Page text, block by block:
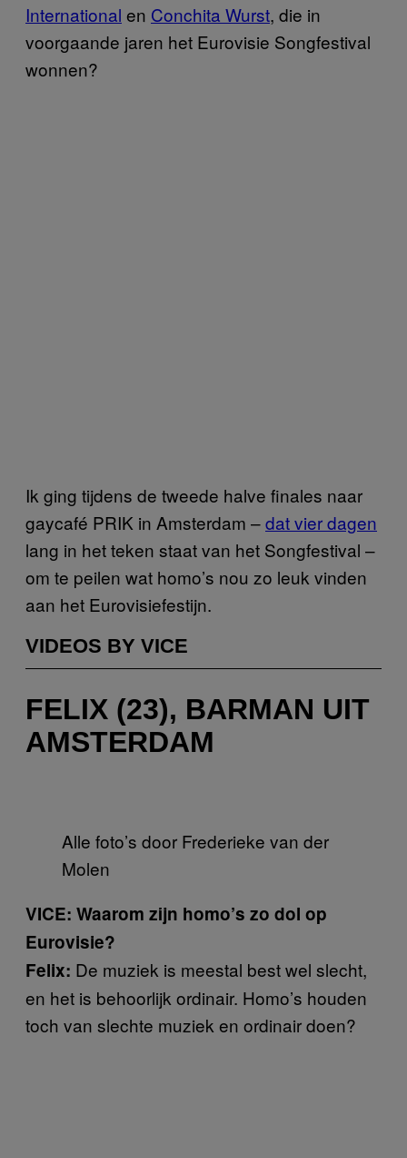
International en Conchita Wurst, die in
voorgaande jaren het Eurovisie Songfestival
wonnen?
Ik ging tijdens de tweede halve finales naar
gaycafé PRIK in Amsterdam –dat vier dagen
lang in het teken staat van het Songfestival –
om te peilen wat homo’s nou zo leuk vinden
aan het Eurovisiefestijn.
VIDEOS BY VICE
FELIX (23), BARMAN UIT
AMSTERDAM
Alle foto’s door Frederieke van der
Molen
VICE: Waarom zijn homo’s zo dol op
Eurovisie?
Felix: De muziek is meestal best wel slecht,
en het is behoorlijk ordinair. Homo’s houden
toch van slechte muziek en ordinair doen?